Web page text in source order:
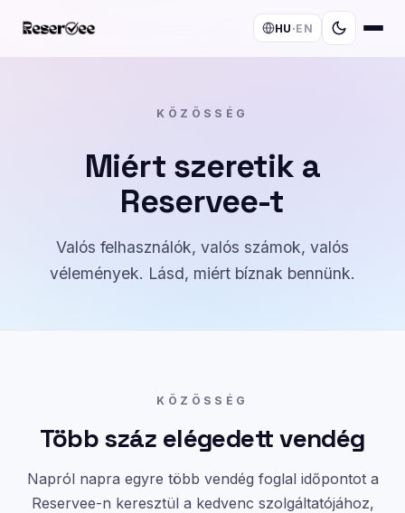
HU ·EN
KÖZÖSSÉG
Miért szeretik a
Reservee-t
Valós felhasználók, valós számok, valós
vélemények. Lásd, miért bíznak bennünk.
KÖZÖSSÉG
Több száz elégedett vendég
Napról napra egyre több vendég foglal időpontot a
Reservee-n keresztül a kedvenc szolgáltatójához,